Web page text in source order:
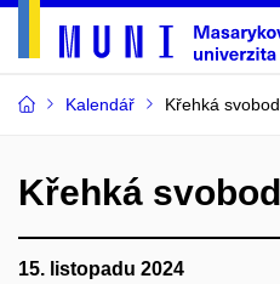
Kalendář Křehká
Křehká
15. listopadu 2024